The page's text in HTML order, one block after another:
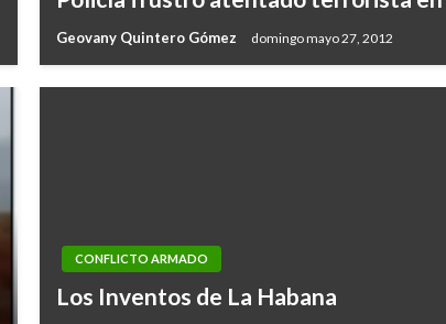
Geovany Quintero Gómez domingo mayo 27, 2012
CONFLICTO ARMADO
Los Inventos de La Habana